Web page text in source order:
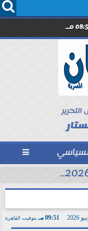
مـ

09:51 مـ بتوقيت القاهرة